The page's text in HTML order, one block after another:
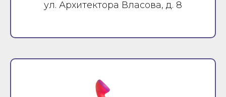
ул. Архитектора Власова, д. 8